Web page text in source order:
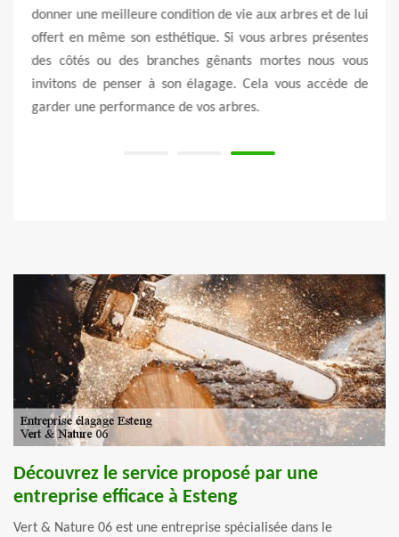
donner une meilleure condition de vie aux arbres et de lui
offert en même son esthétique. Si vous arbres présentes
des côtés ou des branches gênants mortes nous vous
invitons de penser à son élagage. Cela vous accède de
garder une performance de vos arbres.
Découvrez le service proposé par une
entreprise efficace à Esteng
Vert & Nature 06 est une entreprise spécialisée dans le